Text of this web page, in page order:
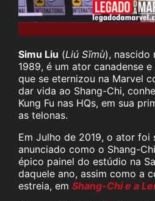
Simu Liu (Liú Sīmù), nascido
1989, é um ator canadense
que se eternizou na Marvel
dar vida ao Shang-Chi,
Kung Fu nas HQs, em sua
as telonas.
Em Julho de 2019, o ator foi
anunciado como o Shang-
épico painel do estúdio na
daquele ano, assim como a
estreia, em Shang-Chi e a